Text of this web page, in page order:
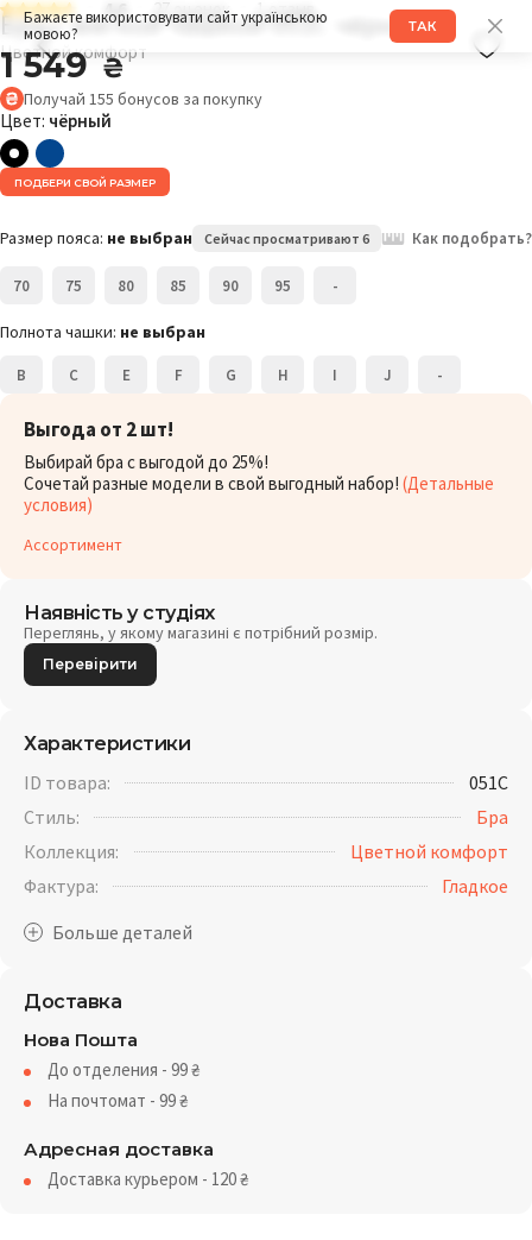
Бажаєте використовувати сайт українською
мовою?
ТАК
4.6 27 оценок 1 отзыв
Бра с мягкой чашкой 051C чёрный
Цветной комфорт
1 549₴
Получай 155 бонусов за покупку
Цвет: чёрный
ПОДБЕРИ СВОЙ РАЗМЕР
Размер пояса: не выбран Сейчас просматривают 6 Как подобрать?
70 75 80 85 90 95 -
Полнота чашки: не выбран
B C E F G H I J -
Выгода от 2 шт!
Выбирай бра с выгодой до 25%!
Сочетай разные модели в свой выгодный набор! (Детальные
условия)
Ассортимент
Наявність у студіях
Переглянь, у якому магазині є потрібний розмір.
Перевірити
Характеристики
ID товара:
051C
Стиль:
Бра
Коллекция:
Цветной комфорт
Фактура:
Гладкое
Доставка
Нова Пошта
До отделения - 99₴
На почтомат - 99₴
Адресная доставка
Доставка курьером - 120₴